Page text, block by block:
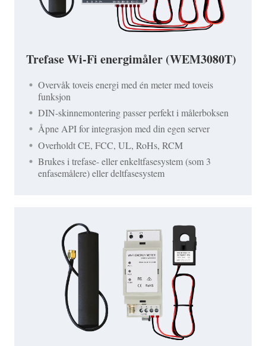
Trefase Wi-Fi energimåler (WEM3080T)
Overvåk toveis energi med én meter med toveis
funksjon
DIN-skinnemontering passer perfekt i målerboksen
Åpne API for integrasjon med din egen server
Overholdt CE, FCC, UL, RoHs, RCM
Brukes i trefase- eller enkeltfasesystem (som 3
enfasemålere) eller deltfasesystem